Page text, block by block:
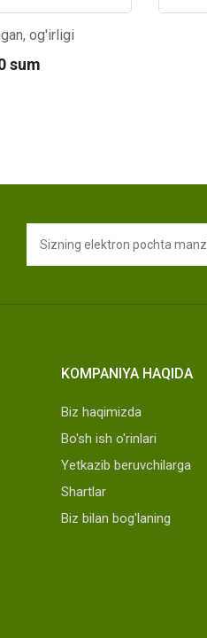
og'irligi
sum
KOMPANIYA HAQIDA
Biz haqimizda
Bo'sh ish o'rinlari
Yetkazib beruvchilarga
Shartlar
Biz bilan bog'laning